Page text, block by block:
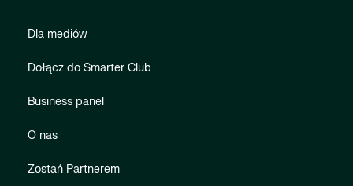
Dla mediów
Dołącz do Smarter Club
Business panel
O nas
Zostań Partnerem